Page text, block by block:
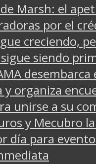
Marsh: el
por el
creciendo,
siendo
desembarca
y organiza
unirse a su
y Mecubro
día para